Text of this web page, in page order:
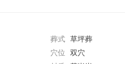
葬式 草坪葬
穴位 双穴